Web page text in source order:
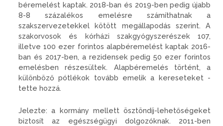
béremelést kaptak. 2018-ban és 2019-ben pedig újabb
8-8 százalékos emelésre számíthatnak a
szakszervezetekkel kötött megállapodás szerint. A
szakorvosok és kórházi szakgyógyszerészek 107,
illetve 100 ezer forintos alapbéremelést kaptak 2016-
ban és 2017-ben, a rezidensek pedig 50 ezer forintos
emelésben részesültek. Alapbéremelés történt, a
különböző pótlékok tovább emelik a kereseteket -
tette hozzá.
Jelezte: a kormány mellett ösztöndíj-lehetőségeket
biztosít az egészségügyi dolgozóknak. 2011-ben